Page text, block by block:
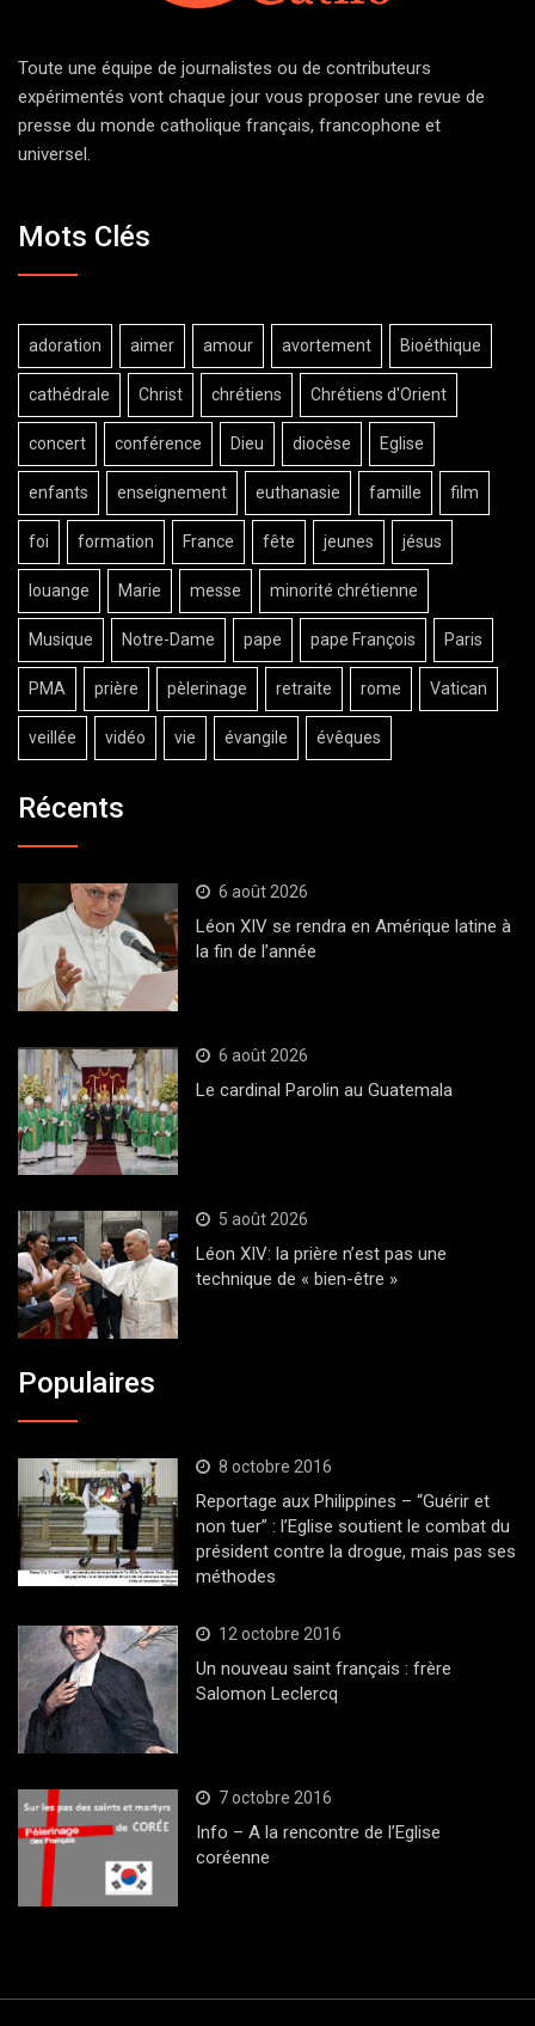
Toute une équipe de journalistes ou de contributeurs
expérimentés vont chaque jour vous proposer une revue de
presse du monde catholique français, francophone et
universel.
Mots Clés
adoration aimer amour avortement Bioéthique
cathédrale Christ chrétiens Chrétiens d'Orient
concert conférence Dieu diocèse Eglise
enfants enseignement euthanasie famille film
foi formation France fête jeunes jésus
louange Marie messe minorité chrétienne
Musique Notre-Dame pape pape François Paris
PMA prière pèlerinage retraite rome Vatican
veillée vidéo vie évangile évêques
Récents
6 août 2026
Léon XIV se rendra en Amérique latine à
la fin de l’année
6 août 2026
Le cardinal Parolin au Guatemala
5 août 2026
Léon XIV: la prière n’est pas une
technique de « bien-être »
Populaires
8 octobre 2016
Reportage aux Philippines – “Guérir et
non tuer” : l’Eglise soutient le combat du
président contre la drogue, mais pas ses
méthodes
12 octobre 2016
Un nouveau saint français : frère
Salomon Leclercq
7 octobre 2016
Info – A la rencontre de l’Eglise
coréenne